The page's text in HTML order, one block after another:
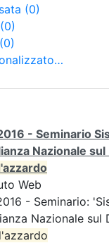
(0)
(0)
(0)
- Seminario
Nazionale
Web
- Seminario:
Nazionale sul